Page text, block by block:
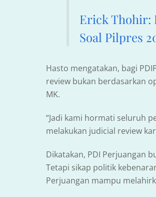
Erick Thohir:
Soal Pilpres
Hasto mengatakan, bagi
review bukan berdasarkan
MK.
“Jadi kami hormati seluruh
melakukan judicial review
Dikatakan, PDI Perjuangan
Tetapi sikap politik
Perjuangan mampu